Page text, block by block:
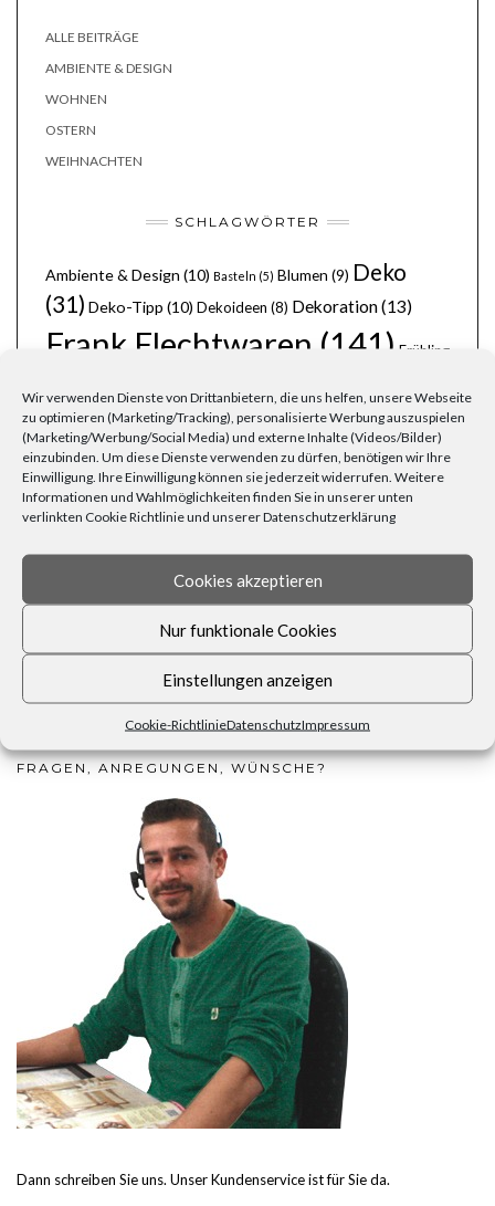
Wir verwenden Dienste von Drittanbietern, die uns helfen, unsere Webseite
zu optimieren (Marketing/Tracking), personalisierte Werbung auszuspielen
(Marketing/Werbung/Social Media) und externe Inhalte (Videos/Bilder)
einzubinden. Um diese Dienste verwenden zu dürfen, benötigen wir Ihre
Einwilligung. Ihre Einwilligung können sie jederzeit widerrufen. Weitere
Informationen und Wahlmöglichkeiten finden Sie in unserer unten
verlinkten Cookie Richtlinie und unserer Datenschutzerklärung
Cookies akzeptieren
Nur funktionale Cookies
Einstellungen anzeigen
Cookie-RichtlinieDatenschutzImpressum
ALLE BEITRÄGE
AMBIENTE & DESIGN
WOHNEN
OSTERN
WEIHNACHTEN
SCHLAGWÖRTER
Ambiente & Design (10) Basteln (5) Blumen (9) Deko
(31) Deko-Tipp (10) Dekoideen (8) Dekoration(13)
Frank Flechtwaren (141) Frühling
Gemütlichkeit(24) Grillen(6) Grillparty(6) Herbst
(14) Holz(6) Kerzen(8)Korbwaren(9) Körbe(11) Laternen(6)
Licht(7) Lichterkette(6) Lichterketten(8) Liebe(6) Möbel(7) Natur
(6) Naturmaterialien(6) Ordnung (8) Osterfest(6) Osterhase(6)
Ostern(9) Party(13) Pflanzen(19) Rattan (5) Rezepte
Weihnachten(22)Wohnen(25)
Zuhause(23) Übertöpfe(6)
FRAGEN, ANREGUNGEN, WÜNSCHE?
Dann schreiben Sie uns. Unser Kundenservice ist für Sie da.